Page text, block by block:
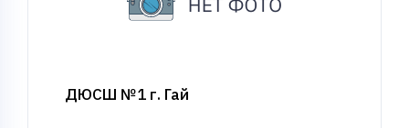
ДЮСШ №1 г. Гай